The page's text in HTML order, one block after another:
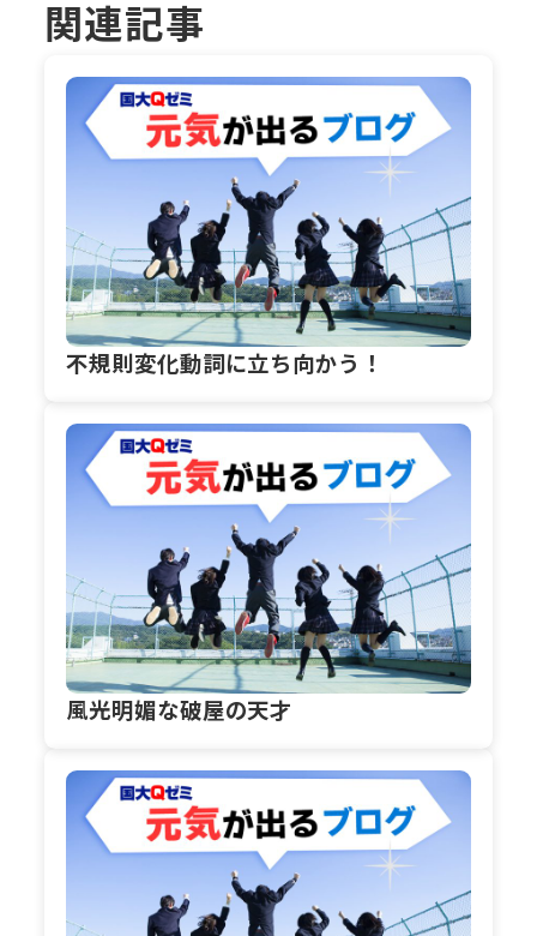
関連記事
不規則変化動詞に立ち向かう！
風光明媚な破屋の天才